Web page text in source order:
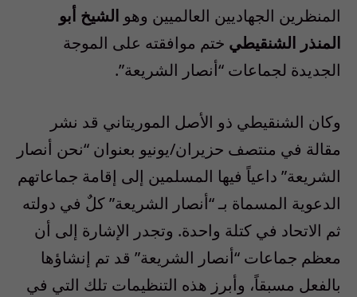
المنظرين الجهاديين العالميين وهو الشيخ أبو
المنذر الشنقيطي ختم موافقته على الموجة
الجديدة لجماعات “أنصار الشريعة”.
وكان الشنقيطي ذو الأصل الموريتاني قد نشر
مقالة في منتصف حزيران/يونيو بعنوان “نحن أنصار
الشريعة” داعياً فيها المسلمين إلى إقامة جماعاتهم
الدعوية المسماة بـ “أنصار الشريعة” كلٌ في دولته
ثم الاتحاد في كتلة واحدة. وتجدر الإشارة إلى أن
معظم جماعات “أنصار الشريعة” قد تم إنشاؤها
بالفعل مسبقاً، وأبرز هذه التنظيمات تلك التي في